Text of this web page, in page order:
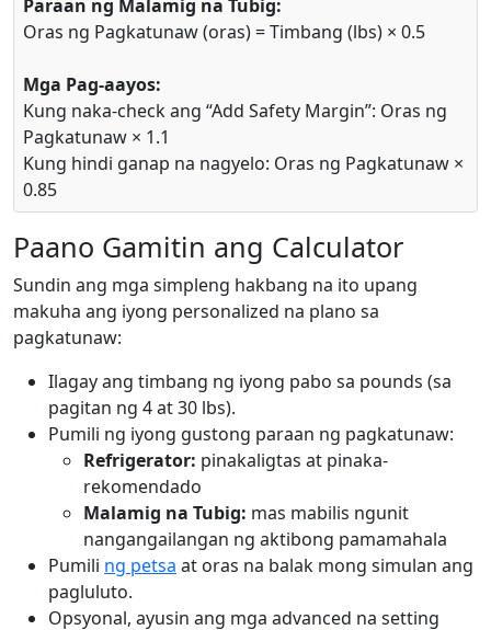
Paraan ng Malamig na Tubig:
Oras ng Pagkatunaw (oras) = Timbang (lbs) × 0.5
Mga Pag-aayos:
Kung naka-check ang “Add Safety Margin”: Oras ng
Pagkatunaw × 1.1
Kung hindi ganap na nagyelo: Oras ng Pagkatunaw ×
0.85
Paano Gamitin ang Calculator
Sundin ang mga simpleng hakbang na ito upang
makuha ang iyong personalized na plano sa
pagkatunaw:
Ilagay ang timbang ng iyong pabo sa pounds (sa
pagitan ng 4 at 30 lbs).
Pumili ng iyong gustong paraan ng pagkatunaw:
Refrigerator: pinakaligtas at pinaka-
rekomendado
Malamig na Tubig: mas mabilis ngunit
nangangailangan ng aktibong pamamahala
Pumili ng petsa at oras na balak mong simulan ang
pagluluto.
Opsyonal, ayusin ang mga advanced na setting